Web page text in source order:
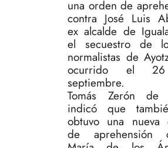
una orden de
contra José Luis
ex alcalde de
el secuestro de
normalistas de
ocurrido el
septiembre.
Tomás Zerón de
indicó que
obtuvo una nueva
de aprehensión